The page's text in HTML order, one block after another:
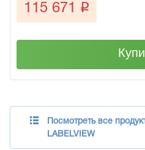
115 671 q
Посмотреть все
LABELVIEW